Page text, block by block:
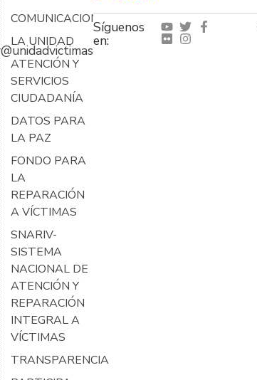
COMUNICACIONES
LA UNIDAD
ATENCIÓN Y
SERVICIOS
CIUDADANÍA
DATOS PARA
LA PAZ
FONDO PARA
LA
REPARACIÓN
A VÍCTIMAS
SNARIV-
SISTEMA
NACIONAL DE
ATENCIÓN Y
REPARACIÓN
INTEGRAL A
VÍCTIMAS
TRANSPARENCIA
Síguenos
en: